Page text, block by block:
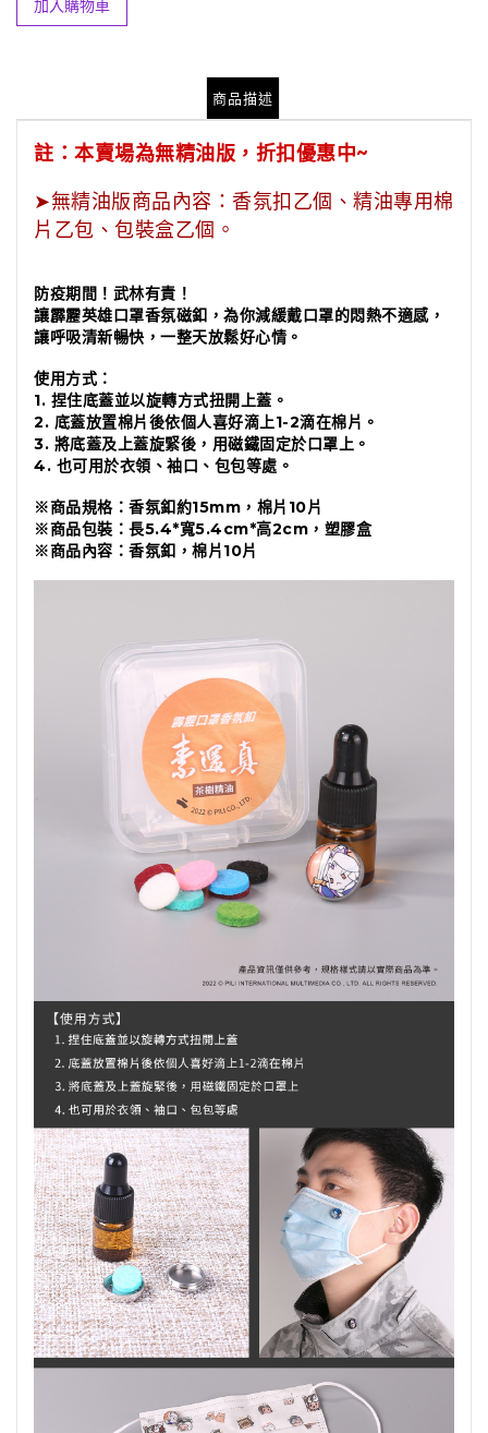
加入購物車
商品描述
註：本賣場為無精油版，折扣優惠中~
➤無精油版商品內容：香氛扣乙個、精油專用棉
片乙包、包裝盒乙個。
防疫期間！武林有責！
讓霹靂英雄口罩香氛磁釦，為你減緩戴口罩的悶熱不適感，
讓呼吸清新暢快，一整天放鬆好心情。
使用方式：
1. 捏住底蓋並以旋轉方式扭開上蓋。
2. 底蓋放置棉片後依個人喜好滴上1-2滴在棉片。
3. 將底蓋及上蓋旋緊後，用磁鐵固定於口罩上。
4. 也可用於衣領、袖口、包包等處。
※商品規格： 香氛釦約15mm，棉片10片
※商品包裝： 長5.4*寬5.4cm*高2cm，塑膠盒
※商品內容： 香氛釦，棉片10片